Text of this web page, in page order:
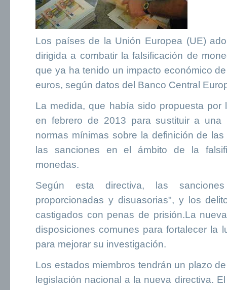
Los países de la Unión Europea (UE)
dirigida a combatir la falsificación de
que ya ha tenido un impacto económico
euros, según datos del Banco Central
La medida, que había sido propuesta por
en febrero de 2013 para sustituir a una
normas mínimas sobre la definición de
las sanciones en el ámbito de la
monedas.
Según esta directiva, las
proporcionadas y disuasorias", y los
castigados con penas de prisión.La
disposiciones comunes para fortalecer la
para mejorar su investigación.
Los estados miembros tendrán un plazo
legislación nacional a la nueva directiva.